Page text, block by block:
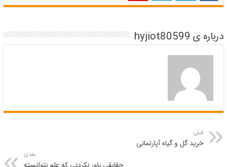
درباره ی hyjiot80599
قبلی
خرید گل و گیاه آپارتمانی
بعدی